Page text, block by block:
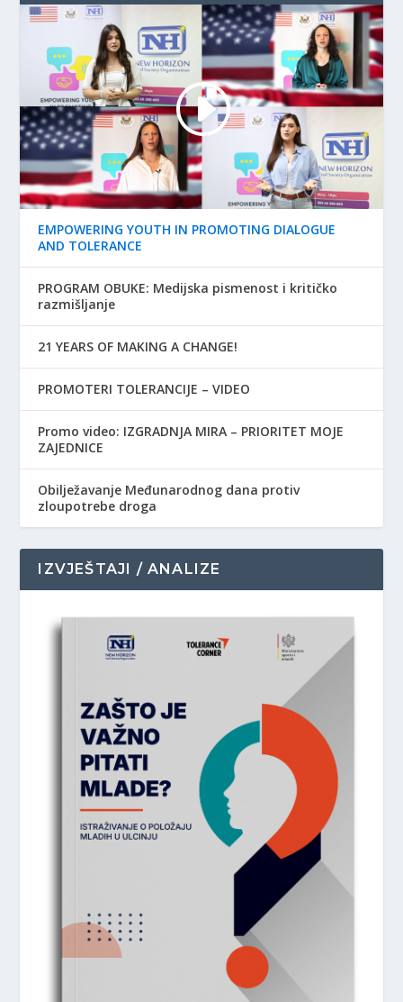
EMPOWERING YOUTH IN PROMOTING DIALOGUE
AND TOLERANCE
PROGRAM OBUKE: Medijska pismenost i kritičko
razmišljanje
21 YEARS OF MAKING A CHANGE!
PROMOTERI TOLERANCIJE – VIDEO
Promo video: IZGRADNJA MIRA – PRIORITET MOJE
ZAJEDNICE
Obilježavanje Međunarodnog dana protiv
zloupotrebe droga
IZVJEŠTAJI / ANALIZE